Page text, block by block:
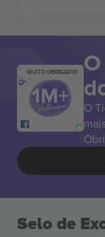
MUITO OBRIGADO!
O
Selo de